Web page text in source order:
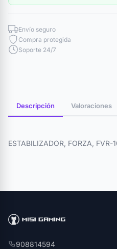
Envío seguro
Compra protegida
Soporte 24/7
Descripción Valoraciones
ESTABILIZADOR, FORZA,
908814594